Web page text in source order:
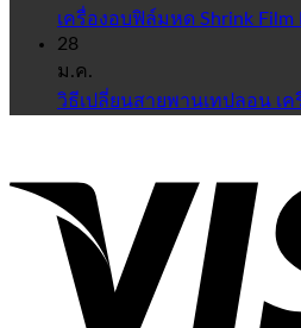
เครื่องอบฟิล์มหด Shrink Film
28
ม.ค.
วิธีเปลี่ยนสายพานเทปลอน เ